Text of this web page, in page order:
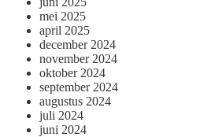
mei 2025
april 2025
december 2024
november 2024
oktober 2024
september 2024
augustus 2024
juli 2024
juni 2024